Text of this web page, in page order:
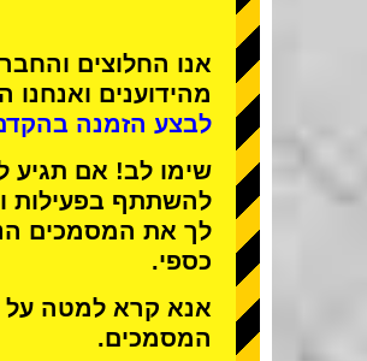
אנו החלוצים ו
מהידוענים ואנחנו
לבצע הזמנה
שימו לב! אם תגיע
להשתתף בפעילות
לך את המסמכים
כספי.
אנא קרא למטה על
המסמכים.